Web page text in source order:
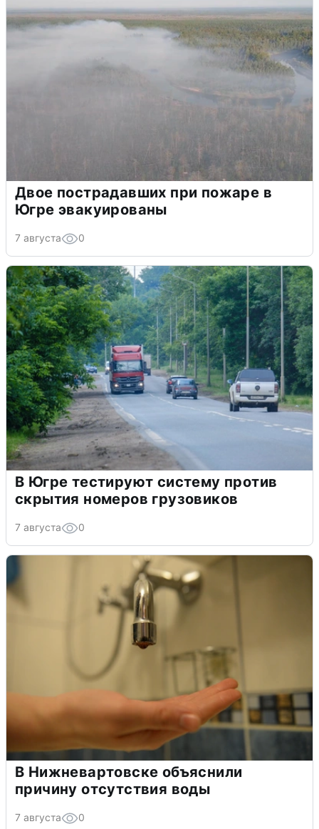
Двое пострадавших при пожаре в
Югре эвакуированы
7 августа 0
В Югре тестируют систему против
скрытия номеров грузовиков
7 августа 0
В Нижневартовске объяснили
причину отсутствия воды
7 августа 0